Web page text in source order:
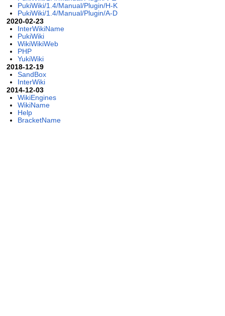
PukiWiki/1.4/Manual/Plugin/H-K
PukiWiki/1.4/Manual/Plugin/A-D
2020-02-23
InterWikiName
PukiWiki
WikiWikiWeb
PHP
YukiWiki
2018-12-19
SandBox
InterWiki
2014-12-03
WikiEngines
WikiName
Help
BracketName